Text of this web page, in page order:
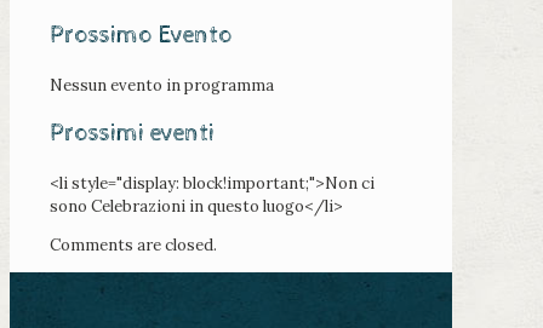
Prossimo Evento
Nessun evento in programma
Prossimi eventi
<li style="display: block!important;">Non ci
sono Celebrazioni in questo luogo</li>
Comments are closed.